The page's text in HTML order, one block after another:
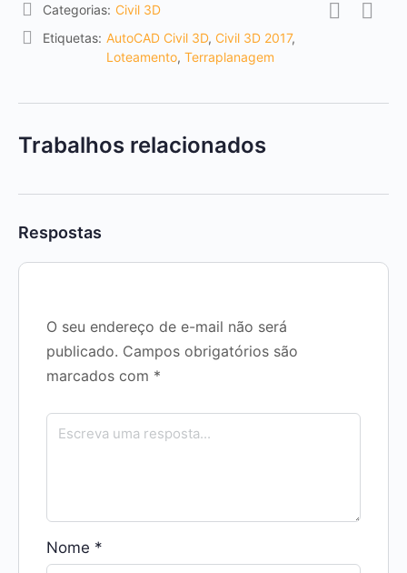
Categorias: Civil 3D
Etiquetas: AutoCAD Civil 3D, Civil 3D 2017,
Loteamento, Terraplanagem
Trabalhos relacionados
Respostas
O seu endereço de e-mail não será
publicado. Campos obrigatórios são
marcados com *
Nome *